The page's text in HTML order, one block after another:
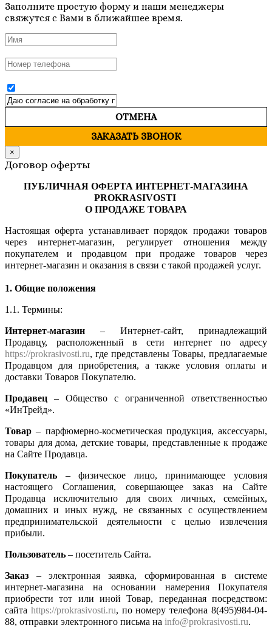
Заполните простую форму и наши менеджеры
свяжутся с Вами в ближайшее время.
ОТМЕНА
ЗАКАЗАТЬ ЗВОНОК
×
Договор оферты
ПУБЛИЧНАЯ ОФЕРТА ИНТЕРНЕТ-МАГАЗИНА
PROKRASIVOSTI
О ПРОДАЖЕ ТОВАРА
Настоящая оферта устанавливает порядок продажи товаров
через интернет-магазин, регулирует отношения между
покупателем и продавцом при продаже товаров через
интернет-магазин и оказания в связи с такой продажей услуг.
1. Общие положения
1.1. Термины:
Интернет-магазин – Интернет-сайт, принадлежащий
Продавцу, расположенный в сети интернет по адресу
https://prokrasivosti.ru, где представлены Товары, предлагаемые
Продавцом для приобретения, а также условия оплаты и
доставки Товаров Покупателю.
Продавец – Общество с ограниченной ответственностью
«ИнТрейд».
Товар – парфюмерно-косметическая продукция, аксессуары,
товары для дома, детские товары, представленные к продаже
на Сайте Продавца.
Покупатель – физическое лицо, принимающее условия
настоящего Соглашения, совершающее заказ на Сайте
Продавца исключительно для своих личных, семейных,
домашних и иных нужд, не связанных с осуществлением
предпринимательской деятельности с целью извлечения
прибыли.
Пользователь – посетитель Сайта.
Заказ – электронная заявка, сформированная в системе
интернет-магазина на основании намерения Покупателя
приобрести тот или иной Товар, переданная посредством:
сайта https://prokrasivosti.ru, по номеру телефона 8(495)984-04-
88, отправки электронного письма на info@prokrasivosti.ru.